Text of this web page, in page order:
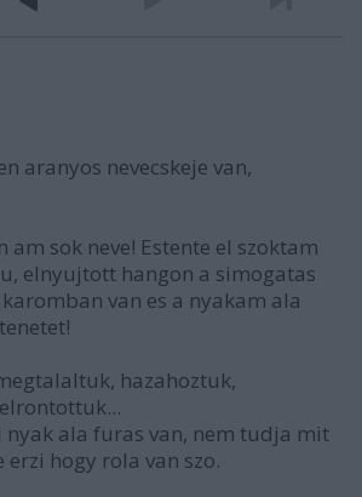
aranyos nevecskeje van,
am sok neve! Estente el szoktam
elnyujtott hangon a simogatas
van es a nyakam ala
hazahoztuk,
nyak ala furas van, nem tudja mit
erzi hogy rola van szo.